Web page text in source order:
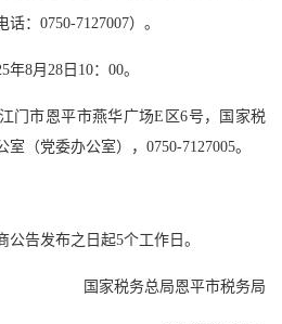
：0750-7127007）。
8月28日10：00。
门市恩平市燕华广场E区6号，国家税
（党委办公室），0750-7127005。
告发布之日起5个工作日。
国家税务总局恩平市税务局